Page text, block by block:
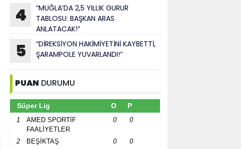
4
“MUĞLA’DA 2,5 YILLIK GURUR
TABLOSU: BAŞKAN ARAS
ANLATACAK!”
5
“DİREKSİYON HAKİMİYETİNİ KAYBETTİ,
ŞARAMPOLE YUVARLANDI!”
PUAN DURUMU
Süper Lig O P
1
AMED SPORTİF
FAALİYETLER
0 0
2 BEŞİKTAŞ 0
0